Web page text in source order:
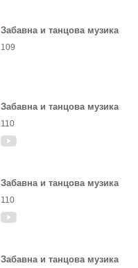
Забавна и танцова музика
109
Забавна и танцова музика
110
Забавна и танцова музика
110
Забавна и танцова музика